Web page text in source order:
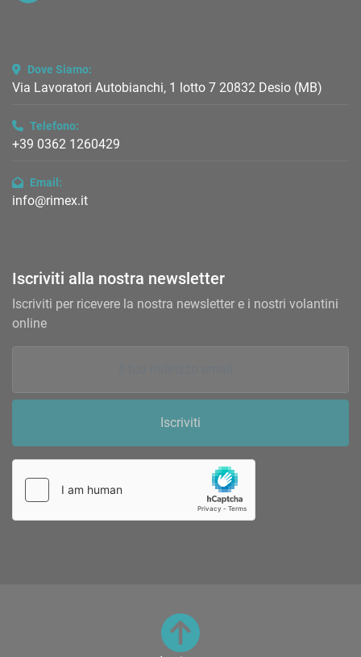
Dove Siamo:
Via Lavoratori Autobianchi, 1 lotto 7 20832 Desio (MB)
Telefono:
+39 0362 1260429
Email:
info@rimex.it
Iscriviti alla nostra newsletter
Iscriviti per ricevere la nostra newsletter e i nostri volantini
online
Iscriviti